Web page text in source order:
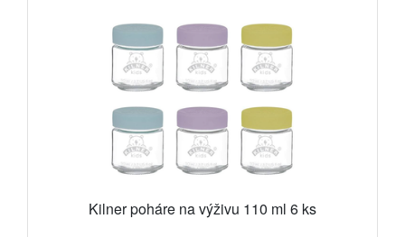
Kilner poháre na výživu 110 ml 6 ks